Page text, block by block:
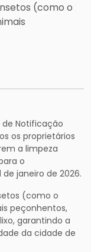
(como o
de Notificação
os proprietários
a limpeza
o
janeiro de 2026.
(como o
peçonhentos,
garantindo a
da cidade de